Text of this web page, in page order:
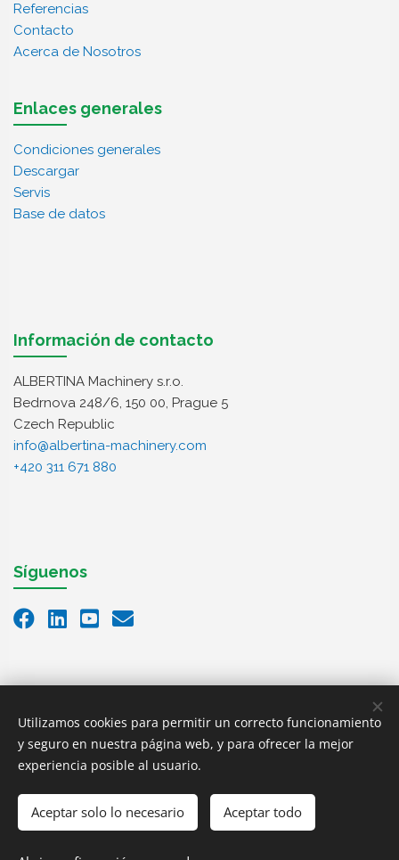
Referencias
Contacto
Acerca de Nosotros
Enlaces generales
Condiciones generales
Descargar
Servis
Base de datos
Información de contacto
ALBERTINA Machinery s.r.o.
Bedrnova 248/6, 150 00, Prague 5
Czech Republic
info@albertina-machinery.com
+420 311 671 880
Síguenos
Copyright © 2025,ALBERTINA Machinery s.r.o.
Utilizamos cookies para permitir un correcto funcionamiento
y seguro en nuestra página web, y para ofrecer la mejor
experiencia posible al usuario.
Aceptar solo lo necesario Aceptar todo